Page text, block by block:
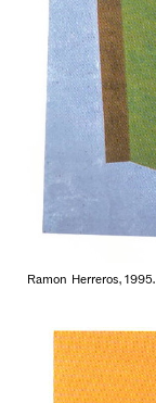
Ramon Herreros, 1995.